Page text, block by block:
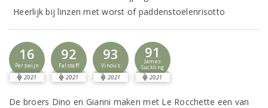
Heerlijk bij linzen met worst of paddenstoelenrisotto
16
Perswijn
2021
92
Falstaff
2021
93
Vinous
2021
91
James
Suckling
2021
De broers Dino en Gianni maken met Le Rocchette een van